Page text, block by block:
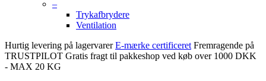
–
Trykafbrydere
Ventilation
Hurtig levering på lagervarer E-mærke certificeret Fremragende på
TRUSTPILOT Gratis fragt til pakkeshop ved køb over 1000 DKK
- MAX 20 KG